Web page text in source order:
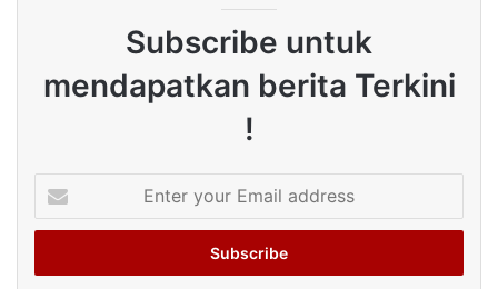
Subscribe untuk
mendapatkan berita Terkini
!
your
Email